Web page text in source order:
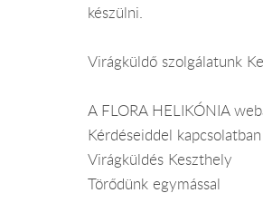
készülni.
Virágküldő szolgálatunk
A FLORA HELIKÓNIA
Kérdéseiddel
Virágküldés Keszthely
Törődünk egymással